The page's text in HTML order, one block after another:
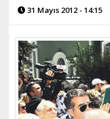
31 Mayıs 2012 - 14:15